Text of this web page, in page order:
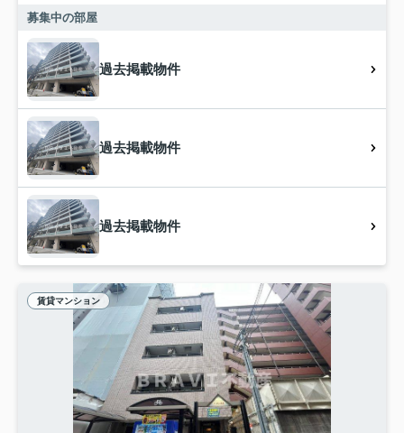
募集中の部屋
過去掲載物件
過去掲載物件
過去掲載物件
賃貸マンション